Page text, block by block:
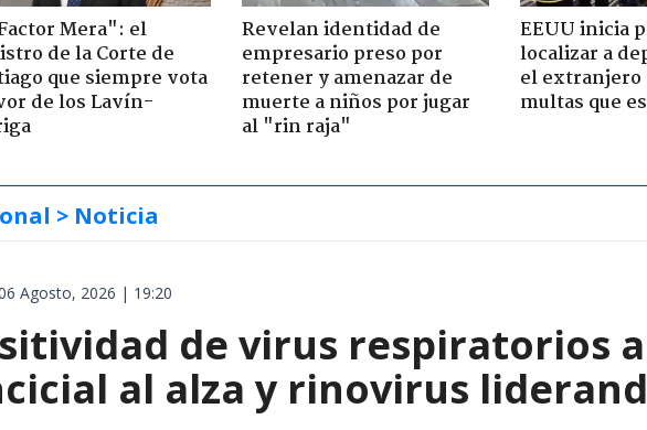
Mera": el
de la Corte de
que siempre vota
de los Lavín-
Revelan identidad de
empresario preso por
retener y amenazar de
muerte a niños por jugar
al "rin raja"
EEUU inicia
localizar a
el extranjero
multas que
> Noticia
Agosto, 2026 | 19:20
de virus respiratorios
al alza y rinovirus